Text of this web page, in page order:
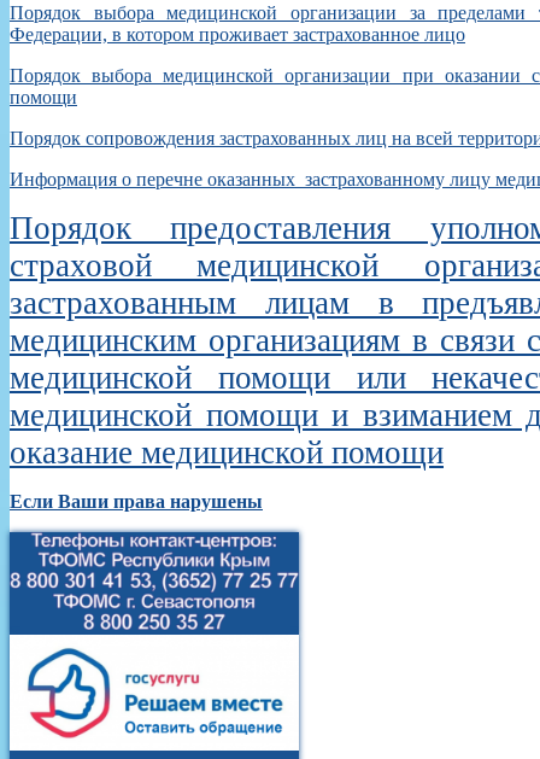
Порядок выбора медицинской организации за пределами
Федерации, в котором проживает застрахованное лицо
Порядок выбора медицинской организации при оказании
помощи
Порядок сопровождения застрахованных лиц на всей
Информация о перечне оказанных застрахованному лицу
Порядок предоставления
страховой медицинской
застрахованным лицам в
медицинским организациям в связи
медицинской помощи или
медицинской помощи и взиманием
оказание медицинской помощи
Если Ваши права нарушены